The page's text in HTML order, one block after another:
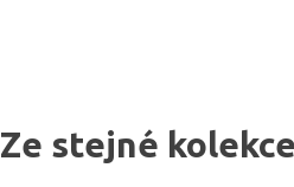
Ze stejné kolekce